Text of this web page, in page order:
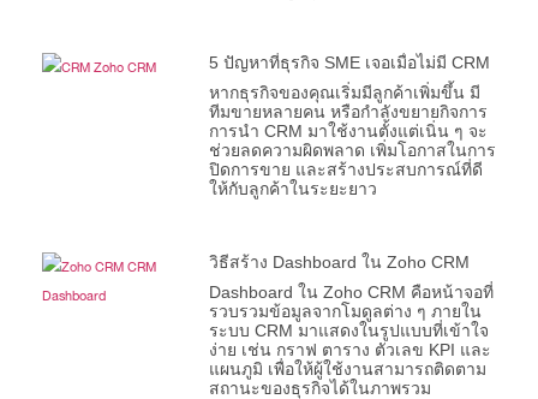
5 ปัญหาที่ธุรกิจ SME เจอเมื่อไม่มี CRM
หากธุรกิจของคุณเริ่มมีลูกค้าเพิ่มขึ้น มี
ทีมขายหลายคน หรือกำลังขยายกิจการ
การนำ CRM มาใช้งานตั้งแต่เนิ่น ๆ จะ
ช่วยลดความผิดพลาด เพิ่มโอกาสในการ
ปิดการขาย และสร้างประสบการณ์ที่ดี
ให้กับลูกค้าในระยะยาว
วิธีสร้าง Dashboard ใน Zoho CRM
Dashboard ใน Zoho CRM คือหน้าจอที่
รวบรวมข้อมูลจากโมดูลต่าง ๆ ภายใน
ระบบ CRM มาแสดงในรูปแบบที่เข้าใจ
ง่าย เช่น กราฟ ตาราง ตัวเลข KPI และ
แผนภูมิ เพื่อให้ผู้ใช้งานสามารถติดตาม
สถานะของธุรกิจได้ในภาพรวม